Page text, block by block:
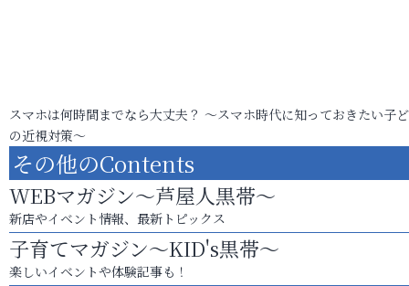
スマホは何時間までなら大丈夫？ ～スマホ時代に知っておきたい子
の近視対策～
その他のContents
WEBマガジン～芦屋人黒帯～
新店やイベント情報、最新トピックス
子育てマガジン～KID's黒帯～
楽しいイベントや体験記事も！